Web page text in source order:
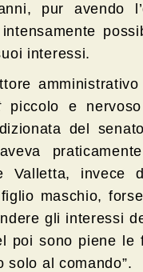
pur avendo
interessi.
piccolo e
del
Valletta, invece
maschio,
gli interessi
poi sono piene le
solo al comando”.